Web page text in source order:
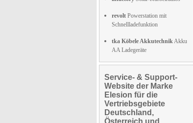
revolt Powerstation mit
Schnellladefunktion
tka Köbele AkkutechnikAkku
AA Ladegeräte
Service- & Support-
Website der Marke
Elesion für die
Vertriebsgebiete
Deutschland,
Österreich und